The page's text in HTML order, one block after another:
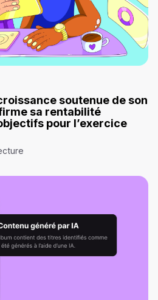
soutenue de son
sa rentabilité
pour l’exercice